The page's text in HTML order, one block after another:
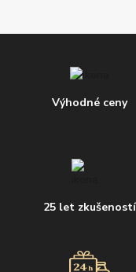
Výhodné ceny
25 let zkušeností